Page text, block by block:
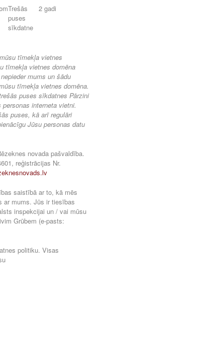
Trešās
puses
sīkdatne
2 gadi
tīmekļa vietnes
tīmekļa vietnes domēna
mums un šādu
tīmekļa vietnes domēna.
puses sīkdatnes Pārzini
interneta vietni.
puses, kā arī regulāri
Jūsu personas datu
novada pašvaldība.
reģistrācijas Nr.
saistībā ar to, kā mēs
ar mums. Jūs ir tiesības
inspekcijai un / vai mūsu
Grūbem (e-pasts:
politiku. Visas